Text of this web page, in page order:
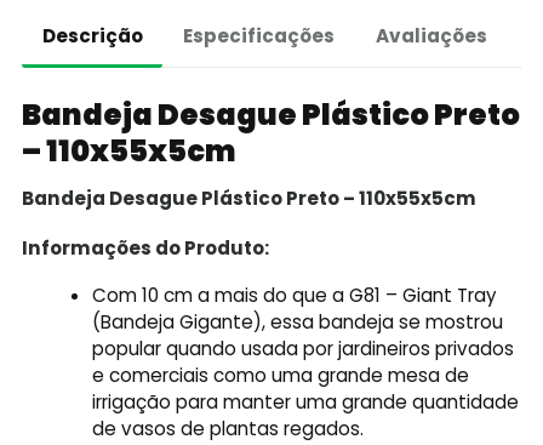
Descrição Especificações Avaliações
Bandeja Desague Plástico Preto
– 110x55x5cm
Bandeja Desague Plástico Preto – 110x55x5cm
Informações do Produto:
Com 10 cm a mais do que a G81 – Giant Tray
(Bandeja Gigante), essa bandeja se mostrou
popular quando usada por jardineiros privados
e comerciais como uma grande mesa de
irrigação para manter uma grande quantidade
de vasos de plantas regados.